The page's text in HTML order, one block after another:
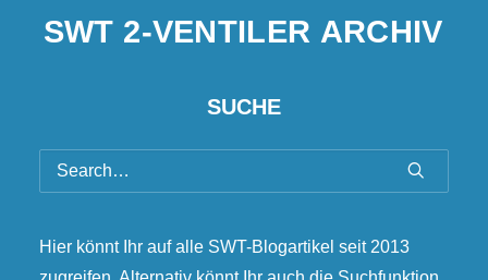
SWT 2-VENTILER ARCHIV
SUCHE
Hier könnt Ihr auf alle SWT-Blogartikel seit 2013